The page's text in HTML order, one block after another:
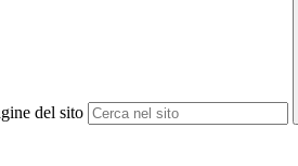
del sito